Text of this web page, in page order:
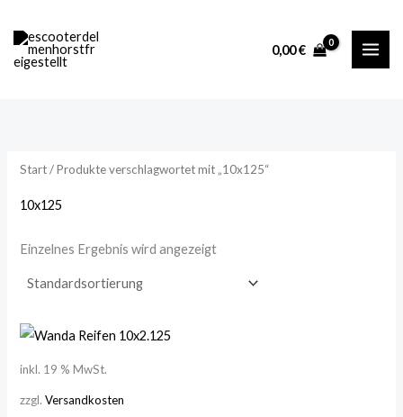
Inhalt
springen
0,00€
i
n
e
i
e
Start/ Produkte verschlagwortet mit „10x125“
10x125
Einzelnes Ergebnis wird angezeigt
inkl. 19 % MwSt.
zzgl.Versandkosten